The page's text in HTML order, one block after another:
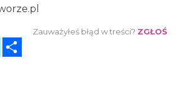
Zauważyłeś błąd w treści? ZGŁOŚ
Messenger